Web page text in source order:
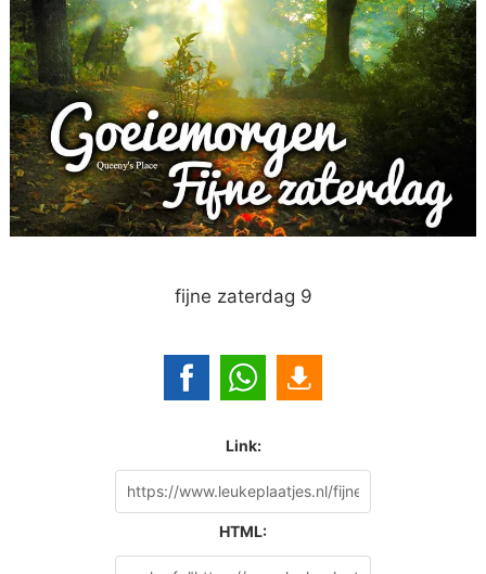
fijne zaterdag 9
Link:
HTML: